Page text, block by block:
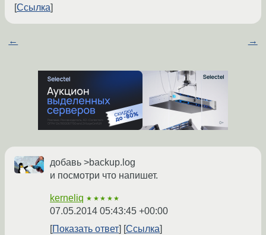
Ссылка
← →
добавь >backup.log
и посмотри что напишет.
kerneliq ★★★★★
07.05.2014 05:43:45 +00:00
Показать ответ
Ссылка